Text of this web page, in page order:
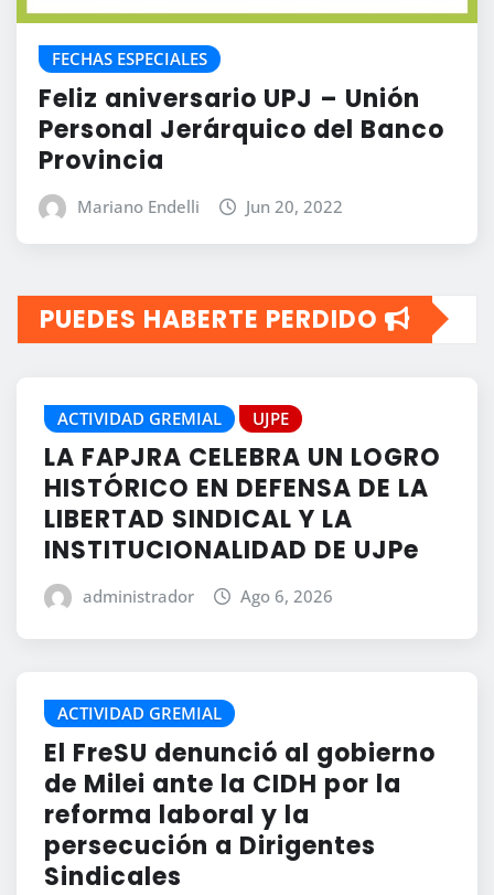
FECHAS ESPECIALES
Feliz aniversario UPJ – Unión
Personal Jerárquico del Banco
Provincia
Mariano Endelli Jun 20, 2022
PUEDES HABERTE PERDIDO
ACTIVIDAD GREMIAL UJPE
LA FAPJRA CELEBRA UN LOGRO
HISTÓRICO EN DEFENSA DE LA
LIBERTAD SINDICAL Y LA
INSTITUCIONALIDAD DE UJPe
administrador Ago 6, 2026
ACTIVIDAD GREMIAL
El FreSU denunció al gobierno
de Milei ante la CIDH por la
reforma laboral y la
persecución a Dirigentes
Sindicales